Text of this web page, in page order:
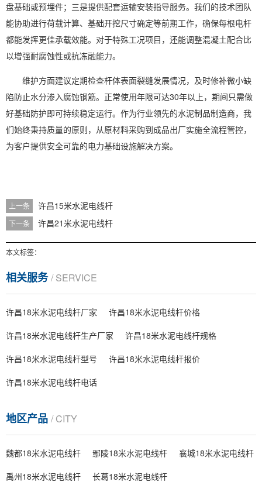
盘基础或预埋件；三是提供配套运输安装指导服务。我们的技术团队
能协助进行荷载计算、基础开挖尺寸确定等前期工作，确保每根电杆
都能发挥更佳承载效能。对于特殊工况项目，还能调整混凝土配合比
以增强耐腐蚀性或抗冻融能力。
维护方面建议定期检查杆体表面裂缝发展情况，及时修补微小缺
陷防止水分渗入腐蚀钢筋。正常使用年限可达30年以上，期间只需做
好基础防护即可持续稳定运行。作为行业领先的水泥制品制造商，我
们始终秉持质量的原则，从原材料采购到成品出厂实施全流程管控，
为客户提供安全可靠的电力基础设施解决方案。
上一条 许昌15米水泥电线杆
下一条 许昌21米水泥电线杆
本文标签：
相关服务/ SERVICE
许昌18米水泥电线杆厂家
许昌18米水泥电线杆价格
许昌18米水泥电线杆生产厂家
许昌18米水泥电线杆规格
许昌18米水泥电线杆型号
许昌18米水泥电线杆报价
许昌18米水泥电线杆电话
地区产品 / CITY
魏都18米水泥电线杆 鄢陵18米水泥电线杆
襄城18米水泥电线杆
禹州18米水泥电线杆
长葛18米水泥电线杆